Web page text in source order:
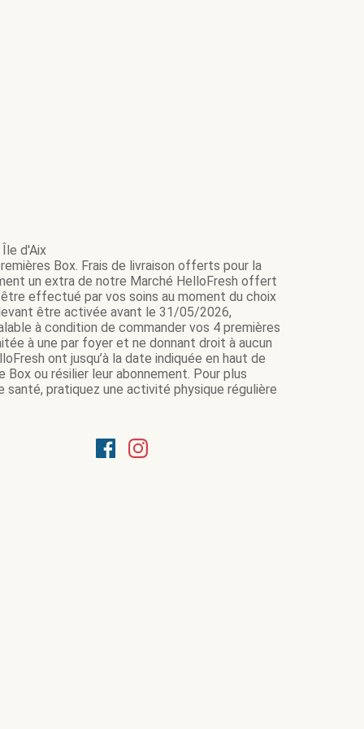
d'Aix
Box. Frais de livraison offerts pour la
un extra de notre Marché HelloFresh offert
effectué par vos soins au moment du choix
être activée avant le 31/05/2026,
à condition de commander vos 4 premières
à une par foyer et ne donnant droit à aucun
ont jusqu’à la date indiquée en haut de
ou résilier leur abonnement. Pour plus
pratiquez une activité physique régulière